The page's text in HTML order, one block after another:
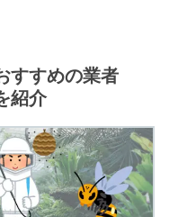
すすめの業者
紹介